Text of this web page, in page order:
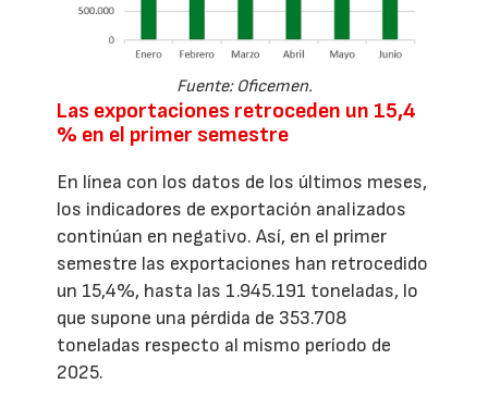
Fuente: Oficemen.
Las exportaciones retroceden un 15,4
% en el primer semestre
En línea con los datos de los últimos meses,
los indicadores de exportación analizados
continúan en negativo. Así, en el primer
semestre las exportaciones han retrocedido
un 15,4%, hasta las 1.945.191 toneladas, lo
que supone una pérdida de 353.708
toneladas respecto al mismo período de
2025.